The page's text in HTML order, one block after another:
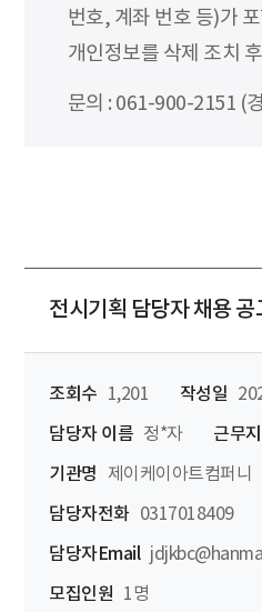
번호, 계좌 번호 등)가
개인정보를 삭제 조치
문의 : 061-900-2151 (
전시기획 담당자 채용 공
조회수 1,201 작성일
담당자 이름 정*자 근무
기관명
제이케이아트컴퍼니
담당자전화 0317018409
담당자Email
모집인원
1명